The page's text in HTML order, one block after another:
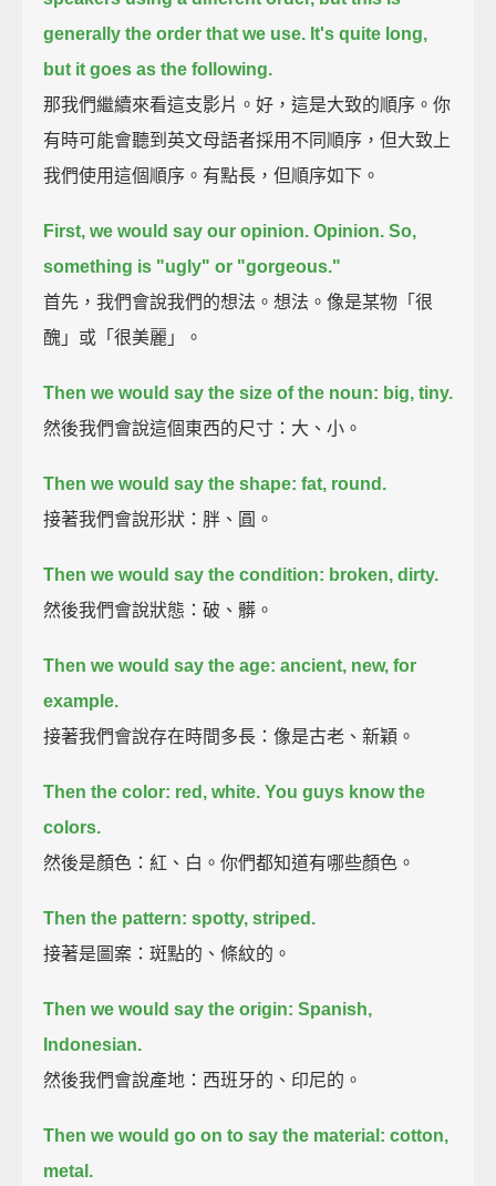
generally the order that we use. It's quite long,
but it goes as the following.
那我們繼續來看這支影片。好，這是大致的順序。你
有時可能會聽到英文母語者採用不同順序，但大致上
我們使用這個順序。有點長，但順序如下。
First, we would say our opinion. Opinion. So,
something is "ugly" or "gorgeous."
首先，我們會說我們的想法。想法。像是某物「很
醜」或「很美麗」。
Then we would say the size of the noun: big, tiny.
然後我們會說這個東西的尺寸：大、小。
Then we would say the shape: fat, round.
接著我們會說形狀：胖、圓。
Then we would say the condition: broken, dirty.
然後我們會說狀態：破、髒。
Then we would say the age: ancient, new, for
example.
接著我們會說存在時間多長：像是古老、新穎。
Then the color: red, white. You guys know the
colors.
然後是顏色：紅、白。你們都知道有哪些顏色。
Then the pattern: spotty, striped.
接著是圖案：斑點的、條紋的。
Then we would say the origin: Spanish,
Indonesian.
然後我們會說產地：西班牙的、印尼的。
Then we would go on to say the material: cotton,
metal.